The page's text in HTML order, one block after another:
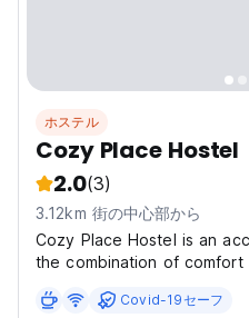
ホステル
Cozy Place Hostel
2.0(3)
3.12km 街の中心部から
Cozy Place Hostel is an
the combination of comfort
excellent service, and that
Covid-19セーフ